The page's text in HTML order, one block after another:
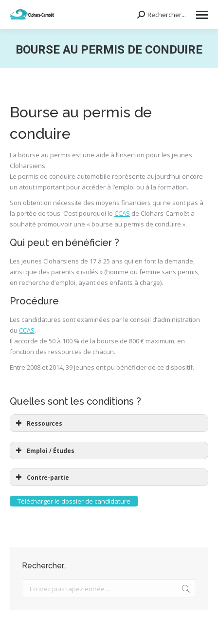
Search:Rechercher...
BOURSE AU PERMIS DE CONDUIRE
Bourse au permis de
conduire
La bourse au permis est une aide à l’insertion pour les jeunes
Cloharsiens.
Le permis de conduire automobile représente aujourd’hui encore
un atout important pour accéder à l’emploi ou à la formation.
Son obtention nécessite des moyens financiers qui ne sont pas à
la portée de tous. C’est pourquoi le CCAS de Clohars-Carnoët a
souhaité promouvoir une « bourse au permis de conduire ».
Qui peut en bénéficier ?
Les jeunes Cloharsiens de 17 à 25 ans qui en font la demande,
ainsi que des parents « isolés » (homme ou femme sans permis,
en recherche d’emploi, ayant des enfants à charge).
Procédure
Les candidatures sont examinées par le conseil d’administration
du CCAS.
Il accorde de 50 à 100 % de la bourse de 800 € maximum, en
fonction des ressources de chacun.
Entre 2008 et 2014, 39 jeunes ont pu bénéficier de ce dispositif.
Quelles sont les conditions ?
Ressources
Emploi / Études
Contre-partie
Télécharger le dossier de candidature
Rechercher…
Search: